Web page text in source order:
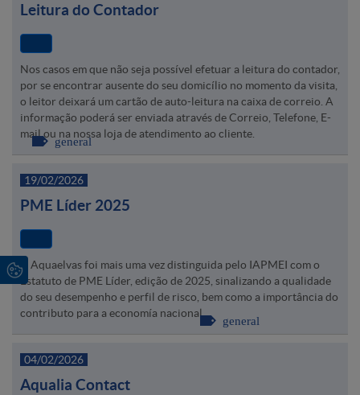
Leitura do Contador
Nos casos em que não seja possível efetuar a leitura do contador,
por se encontrar ausente do seu domicílio no momento da visita,
o leitor deixará um cartão de auto-leitura na caixa de correio. A
informação poderá ser enviada através de Correio, Telefone, E-
mail ou na nossa loja de atendimento ao cliente.
general
19/02/2026
PME Líder 2025
A Aquaelvas foi mais uma vez distinguida pelo IAPMEI com o
Estatuto de PME Líder, edição de 2025, sinalizando a qualidade
do seu desempenho e perfil de risco, bem como a importância do
contributo para a economía nacional.
general
04/02/2026
Aqualia Contact